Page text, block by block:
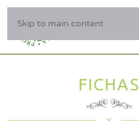
Skip to main content
FICHAS